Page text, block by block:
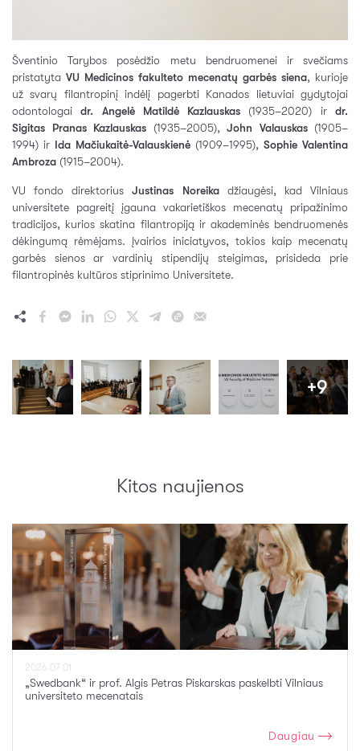
Šventinio Tarybos posėdžio metu bendruomenei ir svečiams
pristatyta VU Medicinos fakulteto mecenatų garbės siena, kurioje
už svarų filantropinį indėlį pagerbti Kanados lietuviai gydytojai
odontologaidr. Angelė Matildė Kazlauskas (1935–2020) irdr.
Sigitas Pranas Kazlauskas (1935–2005), John Valauskas(1905–
1994) ir Ida Mačiukaitė-Valauskienė (1909–1995), Sophie Valentina
Ambroza (1915–2004).
VU fondo direktoriusJustinas Noreikadžiaugėsi, kad Vilniaus
universitete pagreitį įgauna vakarietiškos mecenatų pripažinimo
tradicijos, kurios skatina filantropiją ir akademinės bendruomenės
dėkingumą rėmėjams. Įvairios iniciatyvos, tokios kaip mecenatų
garbės sienos ar vardinių stipendijų steigimas, prisideda prie
filantropinės kultūros stiprinimo Universitete.
+9
Kitos naujienos
2026 07 01
„Swedbank“ ir prof. Algis Petras Piskarskas paskelbti Vilniaus
universiteto mecenatais
Daugiau